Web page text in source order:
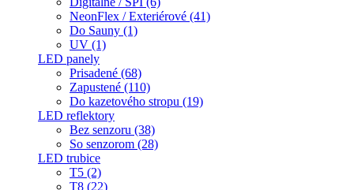
NeonFlex / Exteriérové (41)
Do Sauny (1)
UV (1)
LED panely
Prisadené (68)
Zapustené (110)
Do kazetového stropu (19)
LED reflektory
Bez senzoru (38)
So senzorom (28)
LED trubice
T5 (2)
T8 (22)